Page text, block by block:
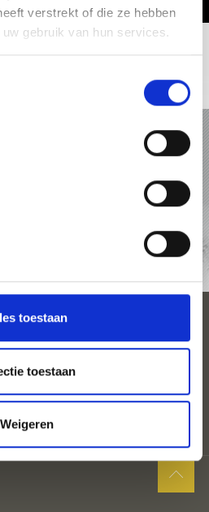
verstrekt of die ze hebben
gebruik van hun services.
toestaan
toestaan
Weigeren
VINSCHGAU